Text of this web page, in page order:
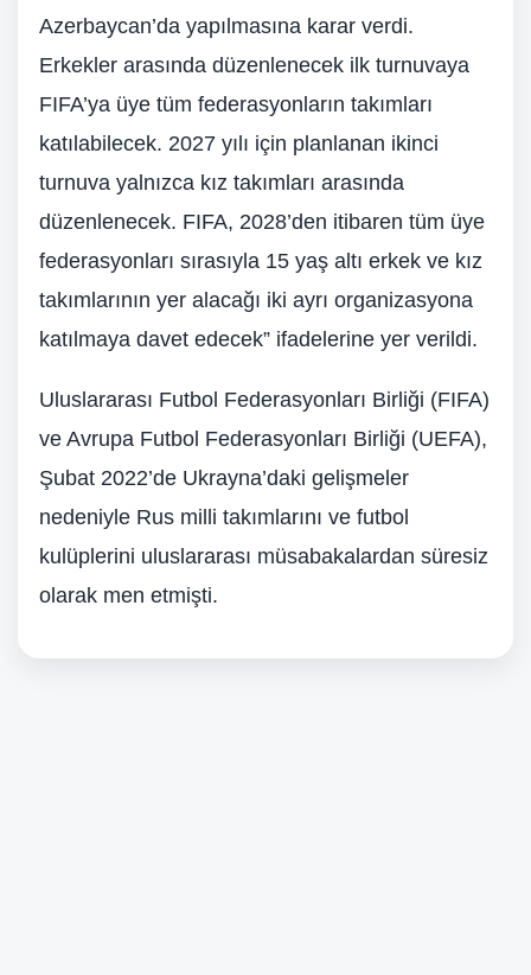
Azerbaycan’da yapılmasına karar verdi.
Erkekler arasında düzenlenecek ilk turnuvaya
FIFA’ya üye tüm federasyonların takımları
katılabilecek. 2027 yılı için planlanan ikinci
turnuva yalnızca kız takımları arasında
düzenlenecek. FIFA, 2028’den itibaren tüm üye
federasyonları sırasıyla 15 yaş altı erkek ve kız
takımlarının yer alacağı iki ayrı organizasyona
katılmaya davet edecek” ifadelerine yer verildi.
Uluslararası Futbol Federasyonları Birliği (FIFA)
ve Avrupa Futbol Federasyonları Birliği (UEFA),
Şubat 2022’de Ukrayna’daki gelişmeler
nedeniyle Rus milli takımlarını ve futbol
kulüplerini uluslararası müsabakalardan süresiz
olarak men etmişti.